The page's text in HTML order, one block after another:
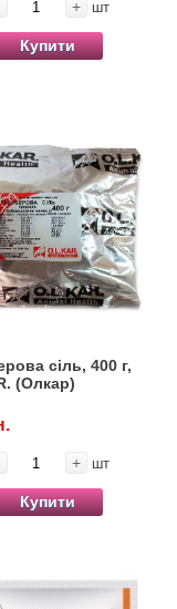
+ шт
Купити
сіль, 400 г,
(Олкар)
+ шт
Купити